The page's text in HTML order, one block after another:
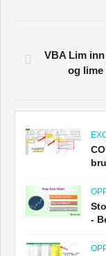
VBA Lim
og lime
-